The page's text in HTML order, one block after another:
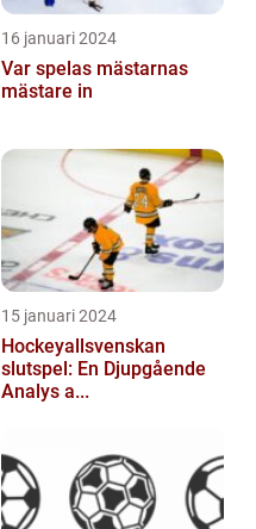
16 januari 2024
Var spelas mästarnas
mästare in
15 januari 2024
Hockeyallsvenskan
slutspel: En Djupgående
Analys a...